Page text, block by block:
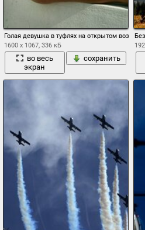
Голая девушка в туфлях на открытом воздухе
1600 x 1067, 336 кБ
во весь
экран
сохранить